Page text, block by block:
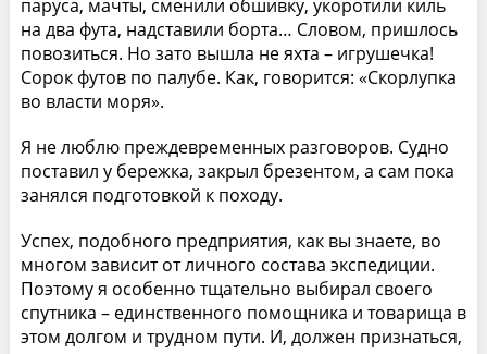
паруса, мачты, сменили обшивку, укоротили киль
на два фута, надставили борта… Словом, пришлось
повозиться. Но зато вышла не яхта – игрушечка!
Сорок футов по палубе. Как, говорится: «Скорлупка
во власти моря».
Я не люблю преждевременных разговоров. Судно
поставил у бережка, закрыл брезентом, а сам пока
занялся подготовкой к походу.
Успех, подобного предприятия, как вы знаете, во
многом зависит от личного состава экспедиции.
Поэтому я особенно тщательно выбирал своего
спутника – единственного помощника и товарища в
этом долгом и трудном пути. И, должен признаться,